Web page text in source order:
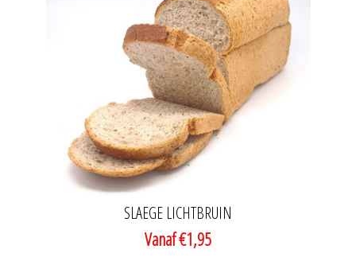
SLAEGE LICHTBRUIN
Vanaf €1,95